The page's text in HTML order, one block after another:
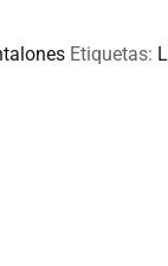
Etiquetas: